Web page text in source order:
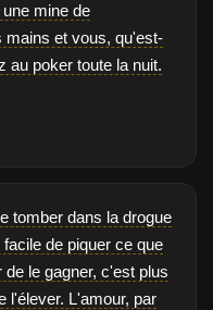
mine de
mains et vous, qu'est-
au poker toute la nuit.
tomber dans la drogue
de piquer ce que
le gagner, c'est plus
l'élever. L'amour, par